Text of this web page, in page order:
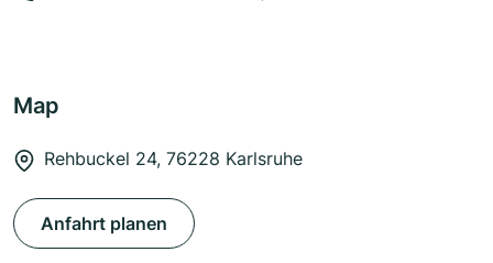
Map
Rehbuckel 24, 76228 Karlsruhe
Anfahrt planen